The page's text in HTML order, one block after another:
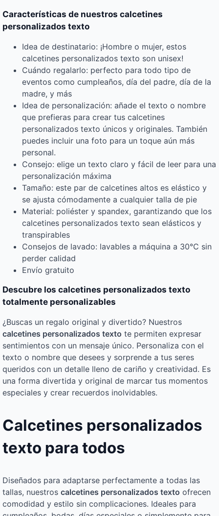
Características de nuestros calcetines
personalizados texto
Idea de destinatario: ¡Hombre o mujer, estos
calcetines personalizados texto son unisex!
Cuándo regalarlo: perfecto para todo tipo de
eventos como cumpleaños, día del padre, día de la
madre, y más
Idea de personalización: añade el texto o nombre
que prefieras para crear tus calcetines
personalizados texto únicos y originales. También
puedes incluir una foto para un toque aún más
personal.
Consejo: elige un texto claro y fácil de leer para una
personalización máxima
Tamaño: este par de calcetines altos es elástico y
se ajusta cómodamente a cualquier talla de pie
Material: poliéster y spandex, garantizando que los
calcetines personalizados texto sean elásticos y
transpirables
Consejos de lavado: lavables a máquina a 30°C sin
perder calidad
Envío gratuito
Descubre los calcetines personalizados texto
totalmente personalizables
¿Buscas un regalo original y divertido? Nuestros
calcetines personalizados texto te permiten expresar
sentimientos con un mensaje único. Personaliza con el
texto o nombre que desees y sorprende a tus seres
queridos con un detalle lleno de cariño y creatividad. Es
una forma divertida y original de marcar tus momentos
especiales y crear recuerdos inolvidables.
Calcetines personalizados
texto para todos
Diseñados para adaptarse perfectamente a todas las
tallas, nuestros calcetines personalizados texto ofrecen
comodidad y estilo sin complicaciones. Ideales para